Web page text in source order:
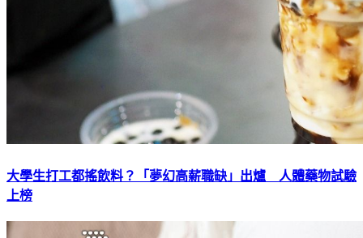
大學生打工都搖飲料？「夢幻高薪職缺」出爐 人體藥物試驗
上榜